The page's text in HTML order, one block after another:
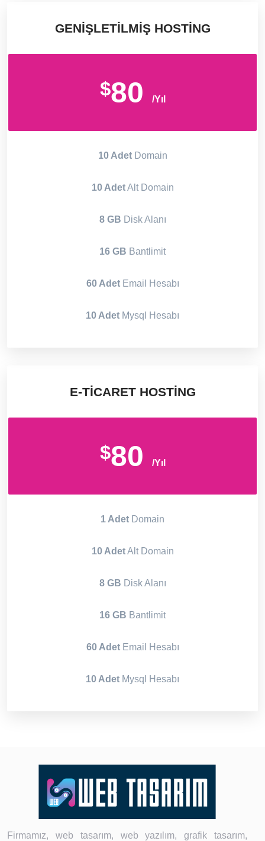
GENIŞLETILMIŞ HOSTING
$80 /Yıl
10 AdetDomain
10 AdetAlt Domain
8 GB Disk Alanı
16 GB Bantlimit
60 AdetEmail Hesabı
10 Adet Mysql Hesabı
E-TICARET HOSTING
$80 /Yıl
1 Adet Domain
10 AdetAlt Domain
8 GB Disk Alanı
16 GB Bantlimit
60 AdetEmail Hesabı
10 Adet Mysql Hesabı
Firmamız, web tasarım, web yazılım, grafik tasarım,